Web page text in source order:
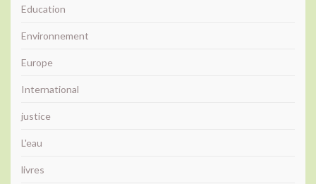
Education
Environnement
Europe
International
justice
L'eau
livres